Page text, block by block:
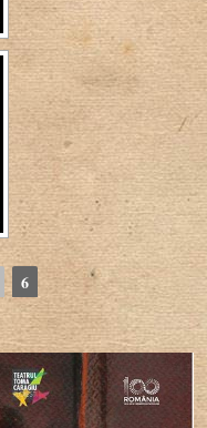
6